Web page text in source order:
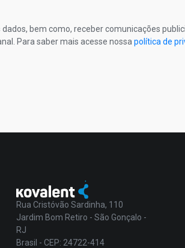
bem como, receber comunicações
Para saber mais acesse nossa política de
Rua Cristóvão Sardinha, 110
Jardim Bom Retiro - São Gonçalo -
RJ
Brasil - CEP: 24722-414